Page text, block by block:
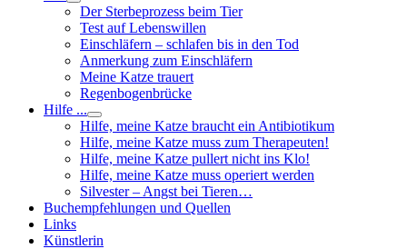
Der Sterbeprozess beim Tier
Test auf Lebenswillen
Einschläfern – schlafen bis in den Tod
Anmerkung zum Einschläfern
Meine Katze trauert
Regenbogenbrücke
Hilfe ...
Hilfe, meine Katze braucht ein Antibiotikum
Hilfe, meine Katze muss zum Therapeuten!
Hilfe, meine Katze pullert nicht ins Klo!
Hilfe, meine Katze muss operiert werden
Silvester – Angst bei Tieren…
Buchempfehlungen und Quellen
Links
Künstlerin